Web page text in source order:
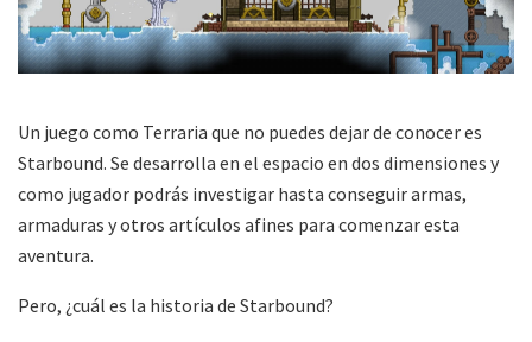
Un juego como Terraria que no puedes dejar de conocer es
Starbound. Se desarrolla en el espacio en dos dimensiones y
como jugador podrás investigar hasta conseguir armas,
armaduras y otros artículos afines para comenzar esta
aventura.
Pero, ¿cuál es la historia de Starbound?